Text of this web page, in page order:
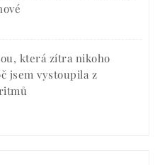
která zítra nikoho
jsem vystoupila z